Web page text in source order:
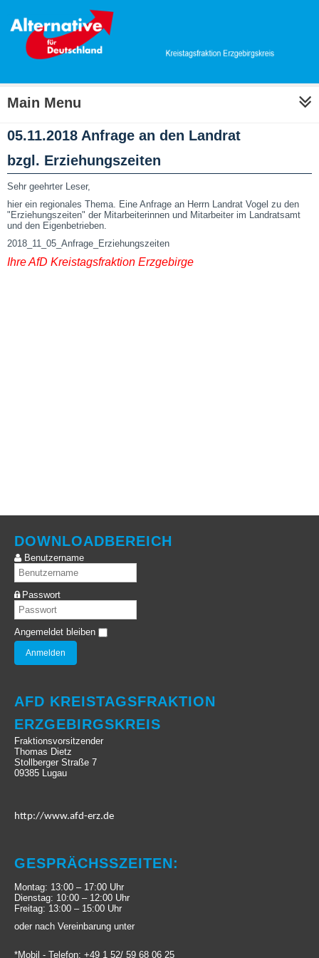
Main Menu
05.11.2018 Anfrage an den Landrat
bzgl. Erziehungszeiten
Sehr geehrter Leser,
hier ein regionales Thema. Eine Anfrage an Herrn Landrat Vogel zu den
"Erziehungszeiten" der Mitarbeiterinnen und Mitarbeiter im Landratsamt
und den Eigenbetrieben.
2018_11_05_Anfrage_Erziehungszeiten
Ihre AfD Kreistagsfraktion Erzgebirge
DOWNLOADBEREICH
Benutzername
Passwort
Angemeldet bleiben
AFD KREISTAGSFRAKTION
ERZGEBIRGSKREIS
Fraktionsvorsitzender
Thomas Dietz
Stollberger Straße 7
09385 Lugau
http://www.afd-erz.de
GESPRÄCHSSZEITEN:
Montag: 13:00 – 17:00 Uhr
Dienstag: 10:00 – 12:00 Uhr
Freitag: 13:00 – 15:00 Uhr
oder nach Vereinbarung unter
*Mobil - Telefon: +49 1 52/ 59 68 06 25